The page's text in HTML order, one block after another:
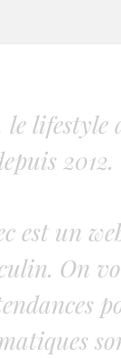
le
2012.
est un
On